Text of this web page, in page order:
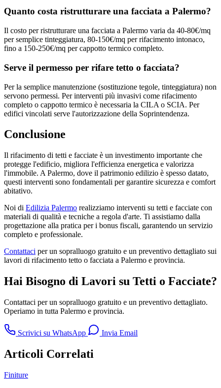
Quanto costa ristrutturare una facciata a Palermo?
Il costo per ristrutturare una facciata a Palermo varia da 40-80€/mq
per semplice tinteggiatura, 80-150€/mq per rifacimento intonaco,
fino a 150-250€/mq per cappotto termico completo.
Serve il permesso per rifare tetto o facciata?
Per la semplice manutenzione (sostituzione tegole, tinteggiatura) non
servono permessi. Per interventi più invasivi come rifacimento
completo o cappotto termico è necessaria la CILA o SCIA. Per
edifici vincolati serve l'autorizzazione della Soprintendenza.
Conclusione
Il rifacimento di tetti e facciate è un investimento importante che
protegge l'edificio, migliora l'efficienza energetica e valorizza
l'immobile. A Palermo, dove il patrimonio edilizio è spesso datato,
questi interventi sono fondamentali per garantire sicurezza e comfort
abitativo.
Noi di Edilizia Palermo realizziamo interventi su tetti e facciate con
materiali di qualità e tecniche a regola d'arte. Ti assistiamo dalla
progettazione alla pratica per i bonus fiscali, garantendo un servizio
completo e professionale.
Contattaci per un sopralluogo gratuito e un preventivo dettagliato sui
lavori di rifacimento tetto o facciata a Palermo e provincia.
Hai Bisogno di Lavori su Tetti o Facciate?
Contattaci per un sopralluogo gratuito e un preventivo dettagliato.
Operiamo in tutta Palermo e provincia.
Scrivici su WhatsApp Invia Email
Articoli Correlati
Finiture